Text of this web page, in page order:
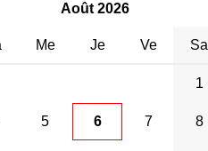
Août 2026
Me Je Ve Sa
1
5 6 7 8